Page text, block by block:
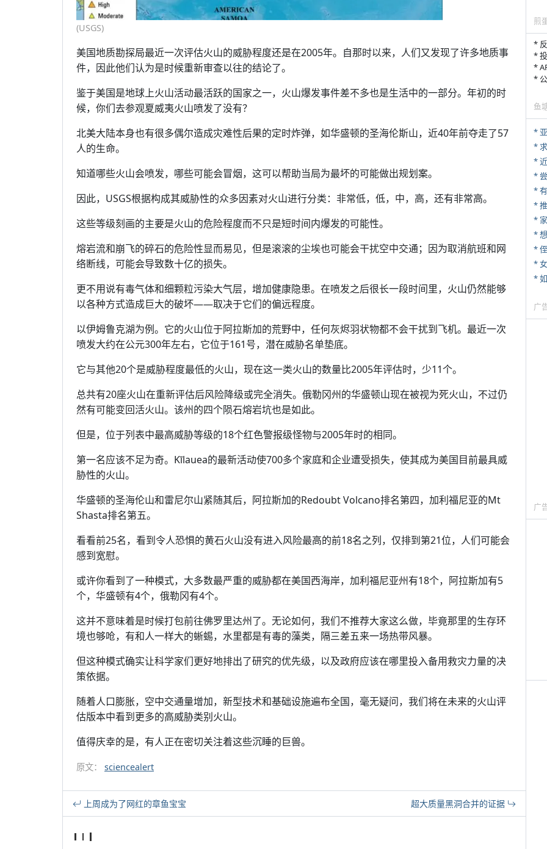
(USGS)
美国地质勘探局最近一次评估火山的威胁程度还是在2005年。自那时以来，人们又发现了许多地质事
件，因此他们认为是时候重新审查以往的结论了。
鉴于美国是地球上火山活动最活跃的国家之一，火山爆发事件差不多也是生活中的一部分。年初的时
候，你们去参观夏威夷火山喷发了没有？
北美大陆本身也有很多偶尔造成灾难性后果的定时炸弹，如华盛顿的圣海伦斯山，近40年前夺走了57
人的生命。
知道哪些火山会喷发，哪些可能会冒烟，这可以帮助当局为最坏的可能做出规划案。
因此，USGS根据构成其威胁性的众多因素对火山进行分类：非常低，低，中，高，还有非常高。
这些等级刻画的主要是火山的危险程度而不只是短时间内爆发的可能性。
熔岩流和崩飞的碎石的危险性显而易见，但是滚滚的尘埃也可能会干扰空中交通；因为取消航班和网
络断线，可能会导致数十亿的损失。
更不用说有毒气体和细颗粒污染大气层，增加健康隐患。在喷发之后很长一段时间里，火山仍然能够
以各种方式造成巨大的破坏——取决于它们的偏远程度。
以伊姆鲁克湖为例。它的火山位于阿拉斯加的荒野中，任何灰烬羽状物都不会干扰到飞机。最近一次
喷发大约在公元300年左右，它位于161号，潜在威胁名单垫底。
它与其他20个是威胁程度最低的火山，现在这一类火山的数量比2005年评估时，少11个。
总共有20座火山在重新评估后风险降级或完全消失。俄勒冈州的华盛顿山现在被视为死火山，不过仍
然有可能变回活火山。该州的四个陨石熔岩坑也是如此。
但是，位于列表中最高威胁等级的18个红色警报级怪物与2005年时的相同。
第一名应该不足为奇。Kīlauea的最新活动使700多个家庭和企业遭受损失，使其成为美国目前最具威
胁性的火山。
华盛顿的圣海伦山和雷尼尔山紧随其后，阿拉斯加的Redoubt Volcano排名第四，加利福尼亚的Mt
Shasta排名第五。
看看前25名，看到令人恐惧的黄石火山没有进入风险最高的前18名之列，仅排到第21位，人们可能会
感到宽慰。
或许你看到了一种模式，大多数最严重的威胁都在美国西海岸，加利福尼亚州有18个，阿拉斯加有5
个，华盛顿有4个，俄勒冈有4个。
这并不意味着是时候打包前往佛罗里达州了。无论如何，我们不推荐大家这么做，毕竟那里的生存环
境也够呛，有和人一样大的蜥蜴，水里都是有毒的藻类，隔三差五来一场热带风暴。
但这种模式确实让科学家们更好地排出了研究的优先级，以及政府应该在哪里投入备用救灾力量的决
策依据。
随着人口膨胀，空中交通量增加，新型技术和基础设施遍布全国，毫无疑问，我们将在未来的火山评
估版本中看到更多的高威胁类别火山。
值得庆幸的是，有人正在密切关注着这些沉睡的巨兽。
原文： sciencealert
上周成为了网红的章鱼宝宝 超大质量黑洞合并的证据
煎
*
*
*
*
鱼
*
*
*
*
*
*
*
*
*
广
广